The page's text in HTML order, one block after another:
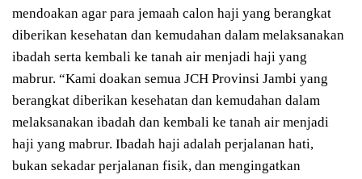
mendoakan agar para jemaah calon haji yang berangkat
diberikan kesehatan dan kemudahan dalam melaksanakan
ibadah serta kembali ke tanah air menjadi haji yang
mabrur. “Kami doakan semua JCH Provinsi Jambi yang
berangkat diberikan kesehatan dan kemudahan dalam
melaksanakan ibadah dan kembali ke tanah air menjadi
haji yang mabrur. Ibadah haji adalah perjalanan hati,
bukan sekadar perjalanan fisik, dan mengingatkan